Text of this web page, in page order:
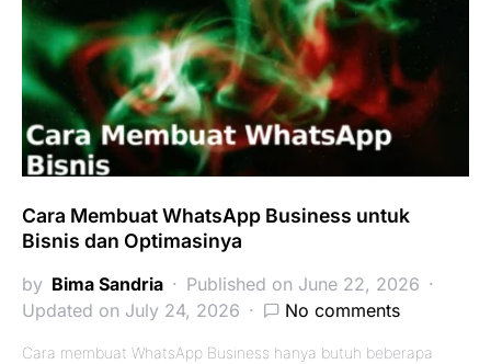
Cara Membuat WhatsApp Business untuk
Bisnis dan Optimasinya
by Bima Sandria
Published on June 22, 2026
Updated on July 24, 2026
No comments
Cara membuat WhatsApp Business hanya butuh beberapa